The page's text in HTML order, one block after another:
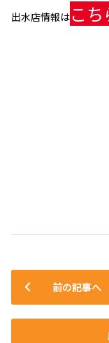
出水店情報は こち
前の記事へ